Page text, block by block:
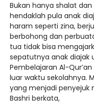
Bukan hanya shalat
hendaklah pula anak
haram seperti zina,
berbohong dan
tua tidak bisa
sepatutnya anak diajak
Pembelajaran Al-
luar waktu sekolahnya.
yang menjadi penyejuk
Bashri berkata,